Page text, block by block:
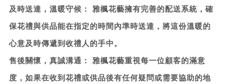
及時送達，溫暖守候： 雅楓花藝擁有完善的配送系統，確
保花禮與供品能在指定的時間內準時送達，將這份溫暖的
心意及時傳遞到收禮人的手中。
售後關懷，真誠溝通： 雅楓花藝重視每一位顧客的滿意
度，如果在收到花禮或供品後有任何疑問或需要協助的地